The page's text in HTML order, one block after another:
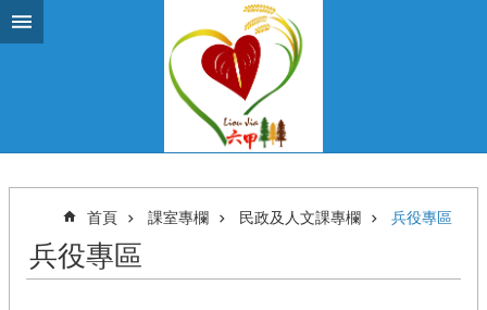
跳到主要內容區塊
首頁 課室專欄 民政及人文課專欄 兵役專區
兵役專區